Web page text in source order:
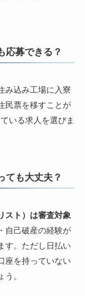
応募できる？
み込み工場に入寮
民票を移すことが
いる求人を選びま
ても大丈夫？
スト）は審査対象
自己破産の経験が
す。ただし日払い
座を持っていない
。